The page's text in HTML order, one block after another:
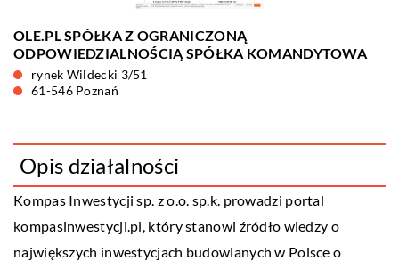
OLE.PL SPÓŁKA Z OGRANICZONĄ
ODPOWIEDZIALNOŚCIĄ SPÓŁKA KOMANDYTOWA
rynek Wildecki 3/51
61-546 Poznań
Opis działalności
Kompas Inwestycji sp. z o.o. sp.k. prowadzi portal
kompasinwestycji.pl, który stanowi źródło wiedzy o
największych inwestycjach budowlanych w Polsce o